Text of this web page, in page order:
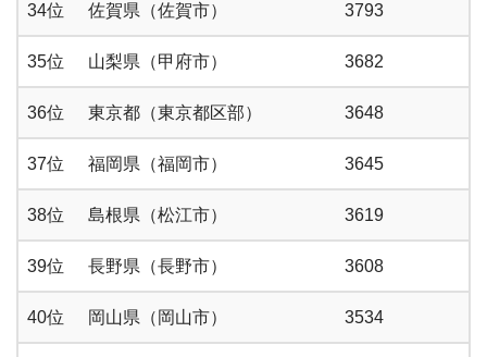
34位 佐賀県（佐賀市） 3793
35位 山梨県（甲府市） 3682
36位 東京都（東京都区部） 3648
37位 福岡県（福岡市） 3645
38位 島根県（松江市） 3619
39位 長野県（長野市） 3608
40位 岡山県（岡山市） 3534